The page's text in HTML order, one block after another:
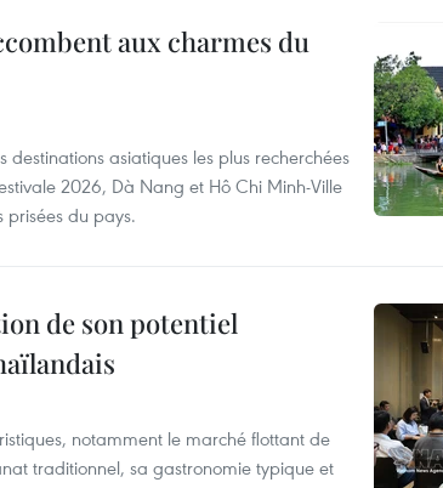
aux charmes du
asiatiques les plus recherchées
2026, Dà Nang et Hô Chi Minh-Ville
prisées du pays.
de son potentiel
notamment le marché flottant de
traditionnel, sa gastronomie typique et